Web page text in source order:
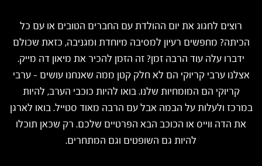
רוצים לחגוג את יום ההולדת עם החברים הטובים או עם כל
הכיתה? מחפשים רעיון למסיבה מיוחדת ומגניבה, כזאת שכולם
ידברו עלה עוד הרבה זמן? זה הזמן להכיר את מיאון דה מייק.
אצלנו ערבי קריוקי הם לא חלק קטן ממה שאנחנו עושים - ערבי
קריוקי הם המומחיות שלנו. בואו להיות כוכבי הערב, להיות
במרכז ולעלות על הבמה אבל עם הרבה מאוד סטייל. בואו לארגן
את הדה ווייס או הכוכב הבא הפרטיים שלכם. רק שכאן תוכלו
להיות גם השופטים וגם המתחרים.